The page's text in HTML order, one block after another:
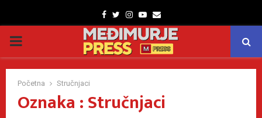
Facebook
TwitterInstagram
Youtube
Email
PRIMARY
MENU
Početna Stručnjaci
Oznaka : Stručnjaci